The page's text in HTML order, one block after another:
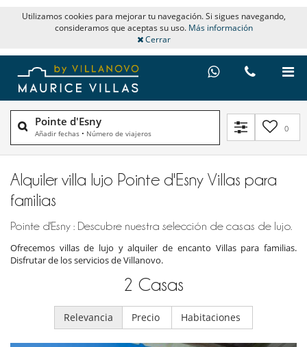
Utilizamos cookies para mejorar tu navegación. Si sigues navegando,
consideramos que aceptas su uso. Más información
Cerrar
Pointe d'Esny
Añadir fechas • Número de viajeros 0
Alquiler villa lujo Pointe d'Esny Villas para
familias
Pointe d'Esny : Descubre nuestra selección de casas de lujo.
Ofrecemos villas de lujo y alquiler de encanto Villas para familias.
Disfrutar de los servicios de Villanovo.
2 Casas
Relevancia Precio Habitaciones